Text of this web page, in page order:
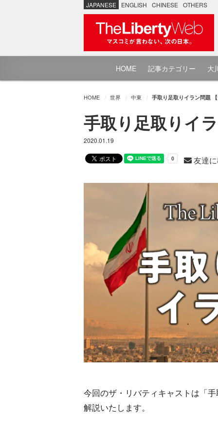
JAPANESE ENGLISH CHINESE OTHERS
HOME 記事カテゴリー 大
HOME 世界 中東 手取り足取りイラン問題
手取り足取りイ
2020.01.19
友達
今回のザ・リバティキャストは「
解説いたします。